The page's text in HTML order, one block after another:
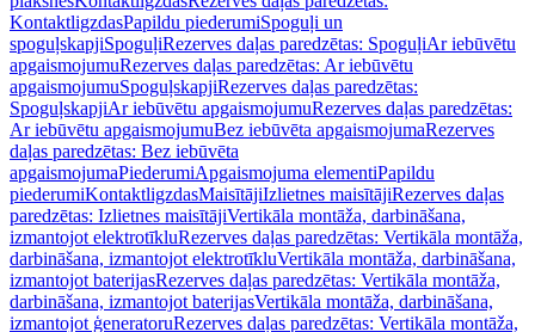
KontaktligzdasPapildu piederumiSpoguļi un
spoguļskapjiSpoguļiRezerves daļas paredzētas: SpoguļiAr iebūvētu
apgaismojumuRezerves daļas paredzētas: Ar iebūvētu
apgaismojumuSpoguļskapjiRezerves daļas paredzētas:
SpoguļskapjiAr iebūvētu apgaismojumuRezerves daļas paredzētas:
Ar iebūvētu apgaismojumuBez iebūvēta apgaismojumaRezerves
daļas paredzētas: Bez iebūvēta
apgaismojumaPiederumiApgaismojuma elementiPapildu
piederumiKontaktligzdasMaisītājiIzlietnes maisītājiRezerves daļas
paredzētas: Izlietnes maisītājiVertikāla montāža, darbināšana,
izmantojot elektrotīkluRezerves daļas paredzētas: Vertikāla montāža,
darbināšana, izmantojot elektrotīkluVertikāla montāža, darbināšana,
izmantojot baterijasRezerves daļas paredzētas: Vertikāla montāža,
darbināšana, izmantojot baterijasVertikāla montāža, darbināšana,
izmantojot ģeneratoruRezerves daļas paredzētas: Vertikāla montāža,